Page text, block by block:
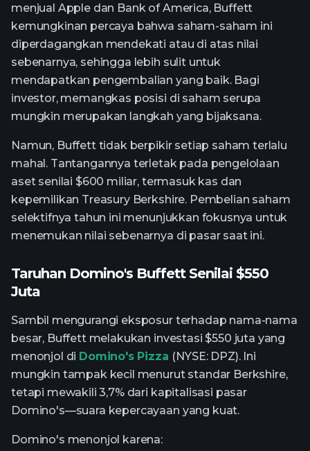
menjual Apple dan Bank of America, Buffett
kemungkinan percaya bahwa saham-saham ini
diperdagangkan mendekati atau di atas nilai
sebenarnya, sehingga lebih sulit untuk
mendapatkan pengembalian yang baik. Bagi
investor, memangkas posisi di saham serupa
mungkin merupakan langkah yang bijaksana.
Namun, Buffett tidak berpikir setiap saham terlalu
mahal. Tantangannya terletak pada pengelolaan
aset senilai $600 miliar, termasuk kas dan
kepemilikan Treasury Berkshire. Pembelian saham
selektifnya tahun ini menunjukkan fokusnya untuk
menemukan nilai sebenarnya di pasar saat ini.
Taruhan Domino's Buffett Senilai $550
Juta
Sambil mengurangi eksposur terhadap nama-nama
besar, Buffett melakukan investasi $550 juta yang
menonjol di Domino's Pizza (NYSE: DPZ). Ini
mungkin tampak kecil menurut standar Berkshire,
tetapi mewakili 3,7% dari kapitalisasi pasar
Domino's—suara kepercayaan yang kuat.
Domino's menonjol karena: